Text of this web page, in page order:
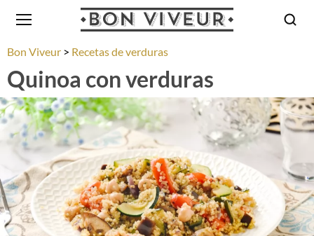
Bon Viveur Recetas de verduras
Quinoa con verduras